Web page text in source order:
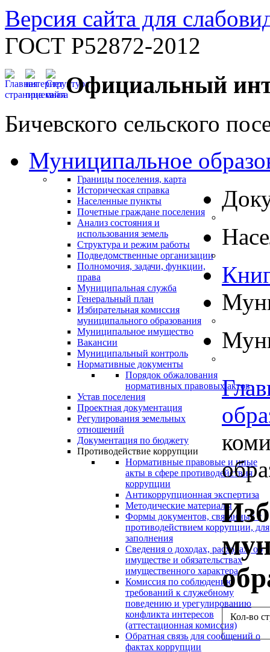
Версия сайта для
ГОСТ Р52872-2012
Официальный
Бичевского сельского
Муниципальное
Границы поселения, карта
Историческая справка
Населенные пункты
Почетные граждане поселения
Анализ состояния и
использования земель
Структура и режим работы
Подведомственные организации
Полномочия, задачи, функции,
права
Муниципальная служба
Генеральный план
Избирательная комиссия
муниципального образования
Муниципальное имущество
Вакансии
Муниципальный контроль
Нормативные документы
Порядок обжалования
нормативных правовых актов
Устав поселения
Проектная документация
Регулирования земельных
отношений
Документация по бюджету
Противодействие коррупции
Нормативные правовые и иные
акты в сфере противодействия
коррупции
Антикоррупционная экспертиза
Методические материалы
Формы документов, связанных с
противодействием коррупции, для
заполнения
Сведения о доходах, расходах, об
имуществе и обязательствах
имущественного характера
Комиссия по соблюдению
требований к служебному
поведению и урегулированию
конфликта интересов
(аттестационная комиссия)
Обратная связь для сообщений о
фактах коррупции
Кол-во